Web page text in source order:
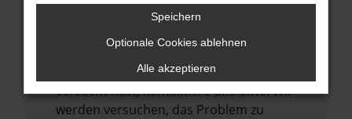
führen, dass bestimmte Funktionen nicht
mehr unterstützt werden.
Wende dich an den Webseitenbetreiber.
Wenn du alle oben genannten Schritte
versucht hast, kontaktiere uns bitte. Wir
werden versuchen, das Problem zu
Speichern
Optionale Cookies ablehnen
Alle akzeptieren